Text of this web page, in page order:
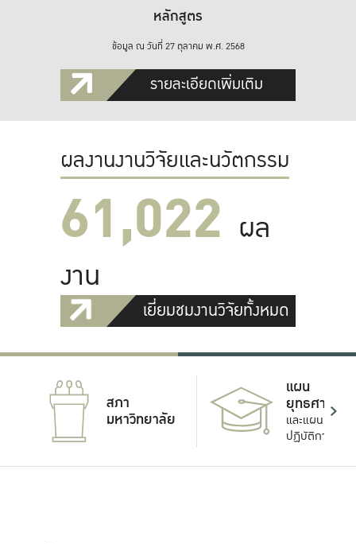
หลักสูตร
ข้อมูล ณ วันที่ 27 ตุลาคม พ.ศ. 2568
รายละเอียดเพิ่มเติม
ผลงานงานวิจัยและนวัตกรรม
61,022 ผล
งาน
เยี่ยมชมงานวิจัยทั้งหมด
สภา
มหาวิทยาลัย
แผน
ยุทธศาสตร์
และแผน
ปฏิบัติการ